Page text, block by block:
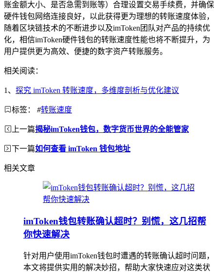
账金额大小、是否急需到账等）合理设置交易手续费，并确保
硬件钱包网络连接良好，以此获得更为理想的转账速度体验，
随着区块链技术的不断进步以及imToken团队对产品的持续优
化，相信imToken硬件钱包的转账速度性能也将不断提升，为
用户提供更为高效、便捷的数字资产转账服务。
相关阅读：
1、 探究 imToken 转账速度，多维度剖析与优化建议
标签： #转账速度
上一篇揭秘imToken钱包，数字货币世界的全能管家
下一篇如何查看 imToken 钱包地址
相关文章
imToken钱包转账确认超时？别慌，这几招帮
你快速解决
针对用户使用imToken钱包时遭遇的转账确认超时问题，
本文将提供实用的解决妙招，帮助大家快速应对这类状